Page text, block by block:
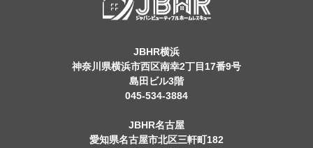
JBHR横浜
神奈川県横浜市西区南幸2丁目17番9号
島田ビル3階
045-534-3884
JBHR名古屋
愛知県名古屋市北区三軒町182